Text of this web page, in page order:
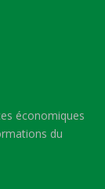
économiques
du